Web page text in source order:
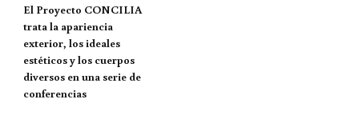
El Proyecto CONCILIA
trata la apariencia
exterior, los ideales
estéticos y los cuerpos
diversos en una serie de
conferencias